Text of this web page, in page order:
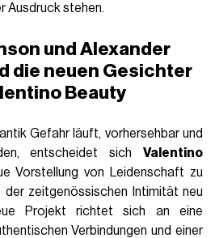
Ausdruck stehen.
und Alexander
die neuen Gesichter
Beauty
Gefahr läuft, vorhersehbar und
entscheidet sich Valentino
Vorstellung von Leidenschaft zu
der zeitgenössischen Intimität neu
Projekt richtet sich an eine
Verbindungen und einer